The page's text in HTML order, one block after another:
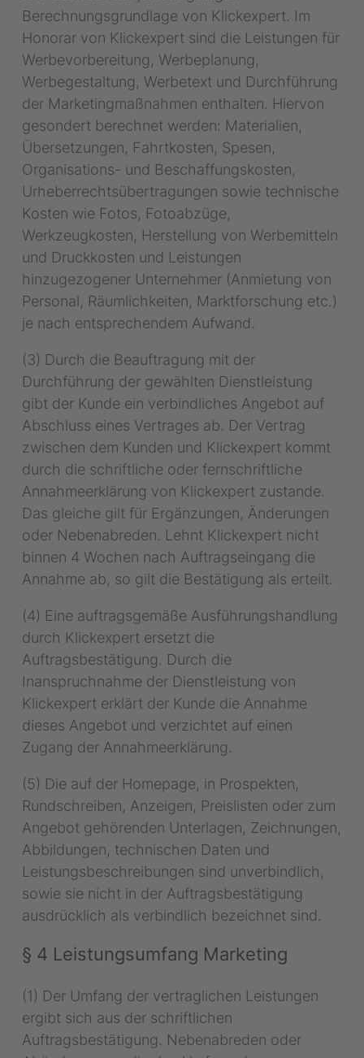
Berechnungsgrundlage von Klickexpert. Im
Honorar von Klickexpert sind die Leistungen für
Werbevorbereitung, Werbeplanung,
Werbegestaltung, Werbetext und Durchführung
der Marketingmaßnahmen enthalten. Hiervon
gesondert berechnet werden: Materialien,
Übersetzungen, Fahrtkosten, Spesen,
Organisations- und Beschaffungskosten,
Urheberrechtsübertragungen sowie technische
Kosten wie Fotos, Fotoabzüge,
Werkzeugkosten, Herstellung von Werbemitteln
und Druckkosten und Leistungen
hinzugezogener Unternehmer (Anmietung von
Personal, Räumlichkeiten, Marktforschung etc.)
je nach entsprechendem Aufwand.
(3) Durch die Beauftragung mit der
Durchführung der gewählten Dienstleistung
gibt der Kunde ein verbindliches Angebot auf
Abschluss eines Vertrages ab. Der Vertrag
zwischen dem Kunden und Klickexpert kommt
durch die schriftliche oder fernschriftliche
Annahmeerklärung von Klickexpert zustande.
Das gleiche gilt für Ergänzungen, Änderungen
oder Nebenabreden. Lehnt Klickexpert nicht
binnen 4 Wochen nach Auftragseingang die
Annahme ab, so gilt die Bestätigung als erteilt.
(4) Eine auftragsgemäße Ausführungshandlung
durch Klickexpert ersetzt die
Auftragsbestätigung. Durch die
Inanspruchnahme der Dienstleistung von
Klickexpert erklärt der Kunde die Annahme
dieses Angebot und verzichtet auf einen
Zugang der Annahmeerklärung.
(5) Die auf der Homepage, in Prospekten,
Rundschreiben, Anzeigen, Preislisten oder zum
Angebot gehörenden Unterlagen, Zeichnungen,
Abbildungen, technischen Daten und
Leistungsbeschreibungen sind unverbindlich,
sowie sie nicht in der Auftragsbestätigung
ausdrücklich als verbindlich bezeichnet sind.
§ 4 Leistungsumfang Marketing
(1) Der Umfang der vertraglichen Leistungen
ergibt sich aus der schriftlichen
Auftragsbestätigung. Nebenabreden oder